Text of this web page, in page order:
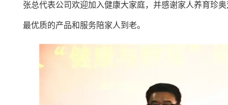
张总代表公司欢迎加入健康大家庭，并感谢家人养育珍
最优质的产品和服务陪家人到老。